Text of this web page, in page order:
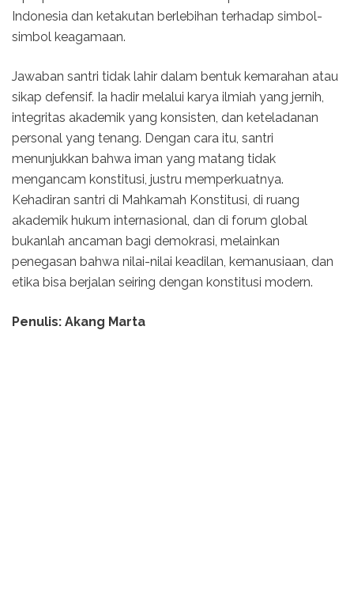
Indonesia dan ketakutan berlebihan terhadap simbol-
simbol keagamaan.
Jawaban santri tidak lahir dalam bentuk kemarahan atau
sikap defensif. Ia hadir melalui karya ilmiah yang jernih,
integritas akademik yang konsisten, dan keteladanan
personal yang tenang. Dengan cara itu, santri
menunjukkan bahwa iman yang matang tidak
mengancam konstitusi, justru memperkuatnya.
Kehadiran santri di Mahkamah Konstitusi, di ruang
akademik hukum internasional, dan di forum global
bukanlah ancaman bagi demokrasi, melainkan
penegasan bahwa nilai-nilai keadilan, kemanusiaan, dan
etika bisa berjalan seiring dengan konstitusi modern.
Penulis: Akang Marta